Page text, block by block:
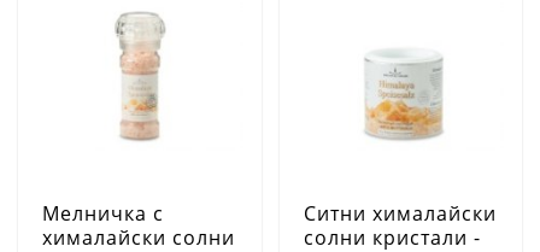
Мелничка с
хималайски солни
Ситни хималайски
солни кристали -